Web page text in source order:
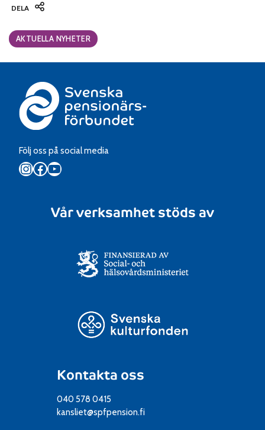
DELA
Categories:
AKTUELLA NYHETER
Följ oss på social media
Instagram
Facebook
YouTube
Kontakta oss
040 578 0415
kansliet@spfpension.fi
Vår verksamhet stöds av